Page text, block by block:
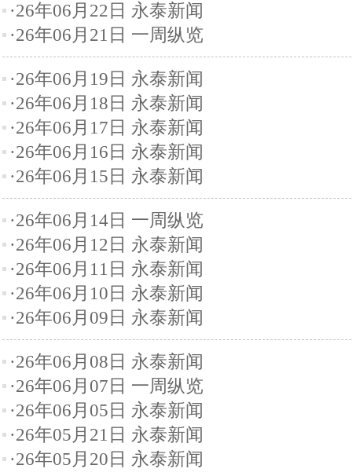
·26年06月22日 永泰新闻
·26年06月21日 一周纵览
·26年06月19日 永泰新闻
·26年06月18日 永泰新闻
·26年06月17日 永泰新闻
·26年06月16日 永泰新闻
·26年06月15日 永泰新闻
·26年06月14日 一周纵览
·26年06月12日 永泰新闻
·26年06月11日 永泰新闻
·26年06月10日 永泰新闻
·26年06月09日 永泰新闻
·26年06月08日 永泰新闻
·26年06月07日 一周纵览
·26年06月05日 永泰新闻
·26年05月21日 永泰新闻
·26年05月20日 永泰新闻